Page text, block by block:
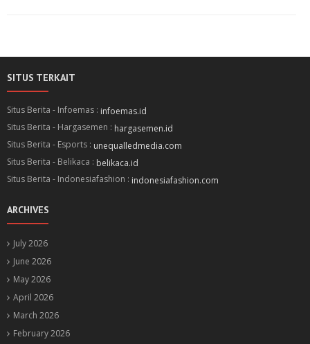
SITUS TERKAIT
Situs Berita - Infoemas : infoemas.id
Situs Berita - Hargasemen : hargasemen.id
Situs Berita - Esports : unequalledmedia.com
Situs Berita - Belikaca : belikaca.id
Situs Berita - Indonesiafashion : indonesiafashion.com
ARCHIVES
July 2026
June 2026
May 2026
April 2026
March 2026
February 2026